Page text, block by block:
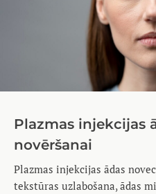
Plazmas injekcijas
novēršanai
Plazmas injekcijas ādas
tekstūras uzlabošana, ādas